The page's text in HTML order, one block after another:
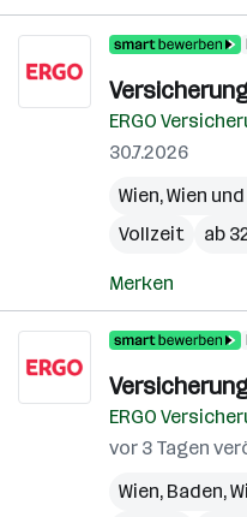
ERGO
30.7.2026
Wien,Wien
Vollzeit
ab
Merken
ERGO
vor 3 Tagen
Wien, Baden,